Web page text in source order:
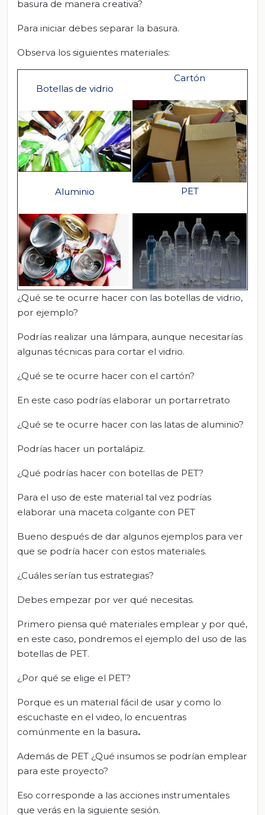
basura de manera creativa?
Para iniciar debes separar la basura.
Observa los siguientes materiales:
Botellas de vidrio
Cartón
Aluminio PET
¿Qué se te ocurre hacer con las botellas de vidrio,
por ejemplo?
Podrías realizar una lámpara, aunque necesitarías
algunas técnicas para cortar el vidrio.
¿Qué se te ocurre hacer con el cartón?
En este caso podrías elaborar un portarretrato
¿Qué se te ocurre hacer con las latas de aluminio?
Podrías hacer un portalápiz.
¿Qué podrías hacer con botellas de PET?
Para el uso de este material tal vez podrías
elaborar una maceta colgante con PET
Bueno después de dar algunos ejemplos para ver
que se podría hacer con estos materiales.
¿Cuáles serían tus estrategias?
Debes empezar por ver qué necesitas.
Primero piensa qué materiales emplear y por qué,
en este caso, pondremos el ejemplo del uso de las
botellas de PET.
¿Por qué se elige el PET?
Porque es un material fácil de usar y como lo
escuchaste en el video, lo encuentras
comúnmente en la basura.
Además de PET ¿Qué insumos se podrían emplear
para este proyecto?
Eso corresponde a las acciones instrumentales
que verás en la siguiente sesión.